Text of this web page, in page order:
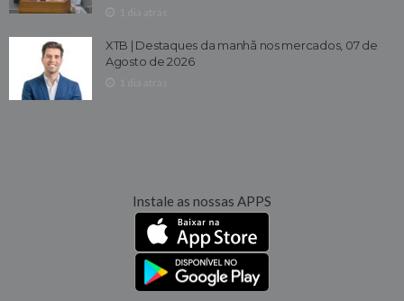
XTB | Destaques da manhã nos mercados, 07 de
Agosto de 2026
Instale as nossas APPS